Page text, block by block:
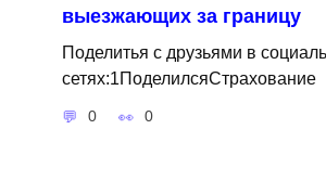
выезжающих за границу
Поделитья с друзьями в
сетях:1ПоделилсяСтрахование
0 0